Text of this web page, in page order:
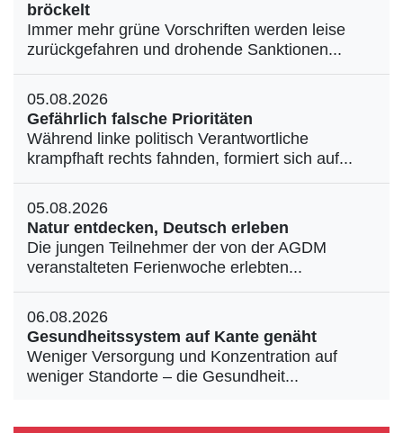
bröckelt
Immer mehr grüne Vorschriften werden leise
zurückgefahren und drohende Sanktionen...
05.08.2026
Gefährlich falsche Prioritäten
Während linke politisch Verantwortliche
krampfhaft rechts fahnden, formiert sich auf...
05.08.2026
Natur entdecken, Deutsch erleben
Die jungen Teilnehmer der von der AGDM
veranstalteten Ferienwoche erlebten...
06.08.2026
Gesundheitssystem auf Kante genäht
Weniger Versorgung und Konzentration auf
weniger Standorte – die Gesundheit...